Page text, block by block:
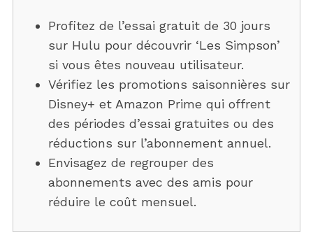
Profitez de l’essai gratuit de 30 jours
sur Hulu pour découvrir ‘Les Simpson’
si vous êtes nouveau utilisateur.
Vérifiez les promotions saisonnières sur
Disney+ et Amazon Prime qui offrent
des périodes d’essai gratuites ou des
réductions sur l’abonnement annuel.
Envisagez de regrouper des
abonnements avec des amis pour
réduire le coût mensuel.